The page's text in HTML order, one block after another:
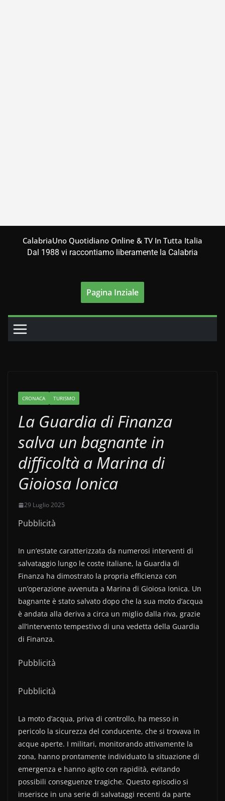
CalabriaUno Quotidiano Online & TV In Tutta Italia
Dal 1988 vi raccontiamo liberamente la Calabria
Pagina Inziale
CRONACA TURISMO
La Guardia di Finanza
salva un bagnante in
difficoltà a Marina di
Gioiosa Ionica
29 Luglio 2025
Pubblicità
In un’estate caratterizzata da numerosi interventi di
salvataggio lungo le coste italiane, la Guardia di
Finanza ha dimostrato la propria efficienza con
un’operazione avvenuta a Marina di Gioiosa Ionica. Un
bagnante è stato salvato dopo che la sua moto d’acqua
è andata alla deriva a circa un miglio dalla riva, grazie
all’intervento tempestivo di una vedetta della Guardia
di Finanza.
Pubblicità
Pubblicità
La moto d’acqua, priva di controllo, ha messo in
pericolo la sicurezza del conducente, che si trovava in
acque aperte. I militari, monitorando attivamente la
zona, hanno prontamente individuato la situazione di
emergenza e hanno agito con rapidità, evitando
possibili conseguenze tragiche. Questo episodio si
inserisce in una serie di salvataggi recenti da parte